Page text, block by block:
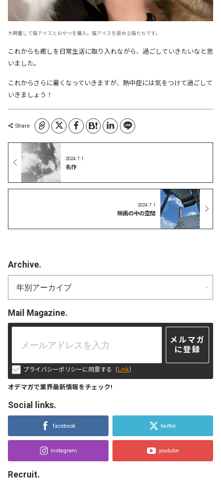
大興奮して猫アイスとおやつを購入。猫アイスを舐める猫たちです。
これからも癒しを日常生活に取り入れながら、過ごしていきたいなと思
いました。
これからさらに暑くなっていきますが、熱中症には気をつけて過ごして
いきましょう！
Shareコピーしました
2024.7.1
名作
2024.7.1
映画の中の空間
Archive.
Mail Magazine.
メルマガ
に登録
プライバシーポリシーに同意する（ Link）
オデマガで業界最新情報をチェック!
Social links.
facebook twitter
instagram youtube
Recruit.